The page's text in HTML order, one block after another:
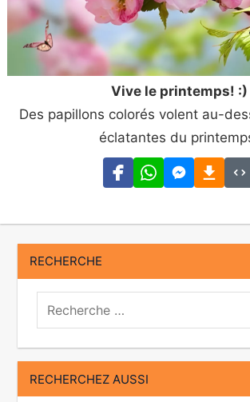
Vive le printemps! :)
Des papillons colorés volent au-
éclatantes du
RECHERCHE
Recherche:
RECHERCHEZ AUSSI